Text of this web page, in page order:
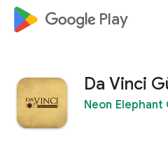
google_logo Play
Da Vinci
Neon Elephant